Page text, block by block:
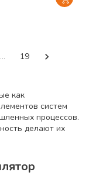
… 19
как
систем
процессов.
делают их